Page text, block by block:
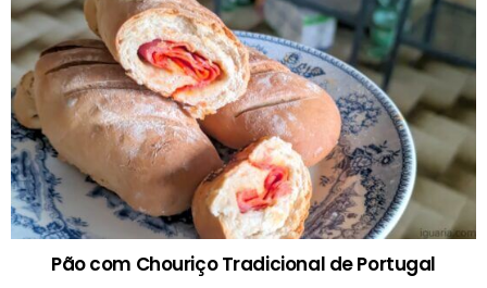
Pão com Chouriço Tradicional de Portugal